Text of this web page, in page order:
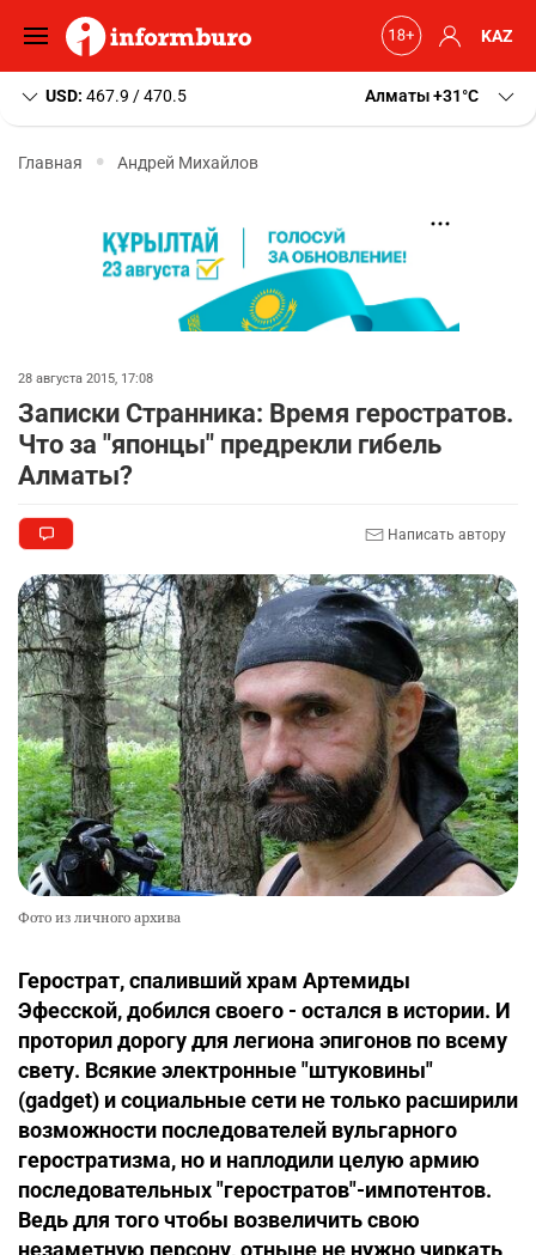
KAZ
USD: 467.9 / 470.5 Алматы+31 C
Главная Андрей Михайлов
28 августа 2015, 17:08
Записки Странника: Время геростратов.
Что за "японцы" предрекли гибель
Алматы?
Написать автору
Фото из личного архива
Герострат, спаливший храм Артемиды
Эфесской, добился своего - остался в истории. И
проторил дорогу для легиона эпигонов по всему
свету. Всякие электронные "штуковины"
(gadget) и социальные сети не только расширили
возможности последователей вульгарного
геростратизма, но и наплодили целую армию
последовательных "геростратов"-импотентов.
Ведь для того чтобы возвеличить свою
незаметную персону, отныне не нужно чиркать